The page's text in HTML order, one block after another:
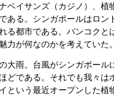
ベイサンズ（カジノ）、
ある。シンガポールはロ
る都市である。バンコク
力が何なのかを考えていた。
大雨。台風がシンガポー
どである。それでも我々
という最近オープンした植